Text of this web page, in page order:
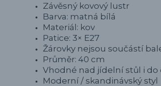
Závěsný kovový lustr
Barva: matná bílá
Materiál: kov
Patice: 3× E27
Žárovky nejsou součástí
Průměr: 40 cm
Vhodné nad jídelní stůl i do
Moderní / skandinávský styl